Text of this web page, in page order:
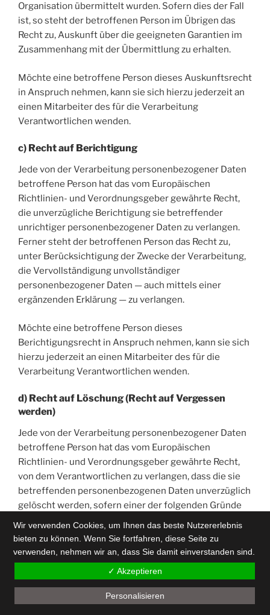
Organisation übermittelt wurden. Sofern dies der Fall
ist, so steht der betroffenen Person im Übrigen das
Recht zu, Auskunft über die geeigneten Garantien im
Zusammenhang mit der Übermittlung zu erhalten.
Möchte eine betroffene Person dieses Auskunftsrecht
in Anspruch nehmen, kann sie sich hierzu jederzeit an
einen Mitarbeiter des für die Verarbeitung
Verantwortlichen wenden.
c) Recht auf Berichtigung
Jede von der Verarbeitung personenbezogener Daten
betroffene Person hat das vom Europäischen
Richtlinien- und Verordnungsgeber gewährte Recht,
die unverzügliche Berichtigung sie betreffender
unrichtiger personenbezogener Daten zu verlangen.
Ferner steht der betroffenen Person das Recht zu,
unter Berücksichtigung der Zwecke der Verarbeitung,
die Vervollständigung unvollständiger
personenbezogener Daten — auch mittels einer
ergänzenden Erklärung — zu verlangen.
Möchte eine betroffene Person dieses
Berichtigungsrecht in Anspruch nehmen, kann sie sich
hierzu jederzeit an einen Mitarbeiter des für die
Verarbeitung Verantwortlichen wenden.
d) Recht auf Löschung (Recht auf Vergessen
werden)
Jede von der Verarbeitung personenbezogener Daten
betroffene Person hat das vom Europäischen
Richtlinien- und Verordnungsgeber gewährte Recht,
von dem Verantwortlichen zu verlangen, dass die sie
betreffenden personenbezogenen Daten unverzüglich
gelöscht werden, sofern einer der folgenden Gründe
zutrifft und soweit die Verarbeitung nicht erforderlich
ist:
Die personenbezogenen Daten wurden für solche
Zwecke erhoben oder auf sonstige Weise
verarbeitet, für welche sie nicht mehr notwendig
sind.
Wir verwenden Cookies, um Ihnen das beste Nutzererlebnis
bieten zu können. Wenn Sie fortfahren, diese Seite zu
verwenden, nehmen wir an, dass Sie damit einverstanden sind.
✓ Akzeptieren
Personalisieren